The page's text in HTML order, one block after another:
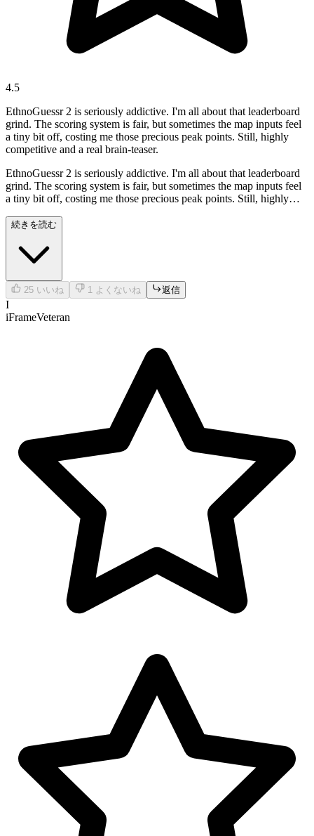
4.5
EthnoGuessr 2 is seriously addictive. I'm all about that leaderboard
grind. The scoring system is fair, but sometimes the map inputs feel
a tiny bit off, costing me those precious peak points. Still, highly
competitive and a real brain-teaser.
EthnoGuessr 2 is seriously addictive. I'm all about that leaderboard
grind. The scoring system is fair, but sometimes the map inputs feel
a tiny bit off, costing me those precious peak points. Still, highly
続きを読む
25 いいね 1 よくないね 返信
I
iFrameVeteran